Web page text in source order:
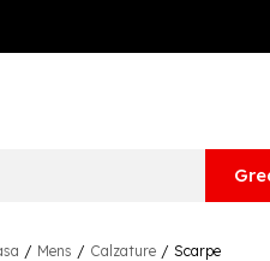
/ Mens / Calzature / Scarpe